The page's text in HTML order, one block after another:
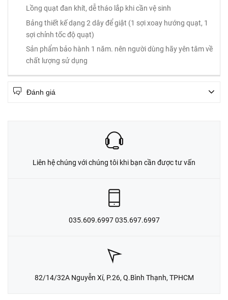
Lồng quạt đan khít, dễ tháo lắp khi cần vệ sinh
Bảng thiết kế dạng 2 dây để giật (1 sợi xoay hướng quạt, 1
sợi chỉnh tốc độ quạt)
Sản phẩm bảo hành 1 năm. nên người dùng hãy yên tâm về
chất lượng sử dụng
Đánh giá
Liên hệ chúng với chúng tôi khi bạn cần được tư vấn
035.609.6997 035.697.6997
82/14/32A Nguyễn Xí, P.26, Q.Bình Thạnh, TPHCM